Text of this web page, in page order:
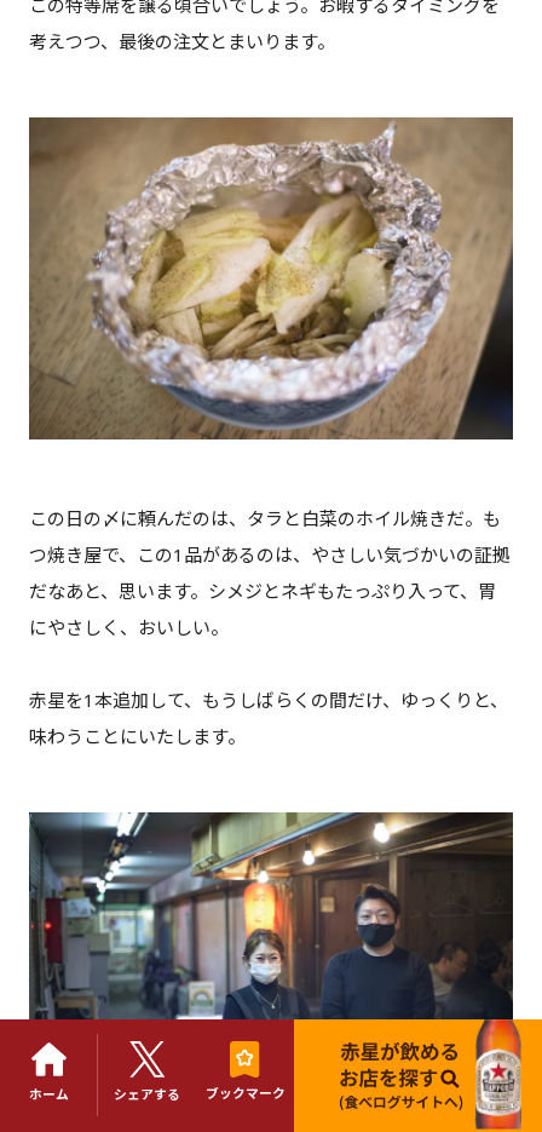
考えつつ、最後の注文とまいります。
この日の〆に頼んだのは、タラと白菜のホイル焼きだ。も
つ焼き屋で、この1品があるのは、やさしい気づかいの証拠
だなあと、思います。シメジとネギもたっぷり入って、胃
にやさしく、おいしい。
赤星を1本追加して、もうしばらくの間だけ、ゆっくりと、
味わうことにいたします。
ホーム シェアする ブックマーク